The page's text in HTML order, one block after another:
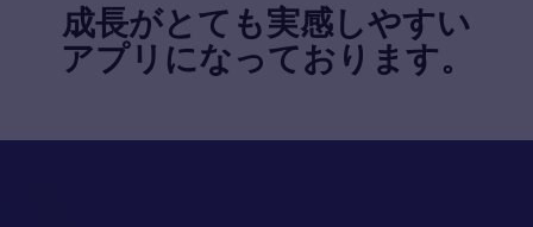
成長がとても実感しやすい
アプリになっております。